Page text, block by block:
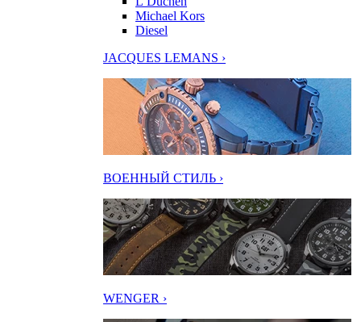
Michael Kors
Diesel
JACQUES LEMANS ›
ВОЕННЫЙ СТИЛЬ ›
WENGER ›